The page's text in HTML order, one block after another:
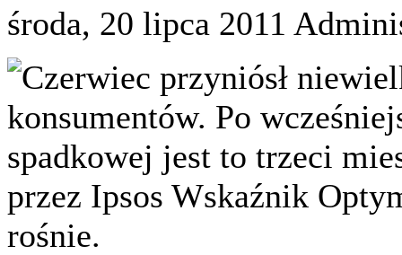
środa, 20 lipca 2011
Czerwiec przyniósł
konsumentów. Po
spadkowej jest to trzeci
przez Ipsos Wskaźnik
rośnie.